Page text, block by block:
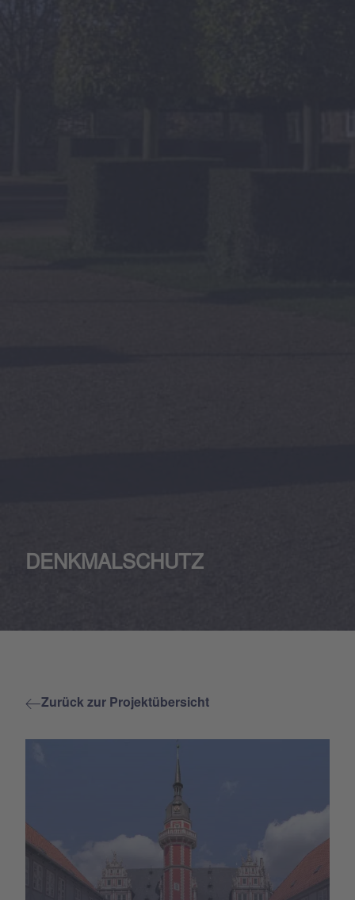
DENKMALSCHUTZ
Zurück zur Projektübersicht